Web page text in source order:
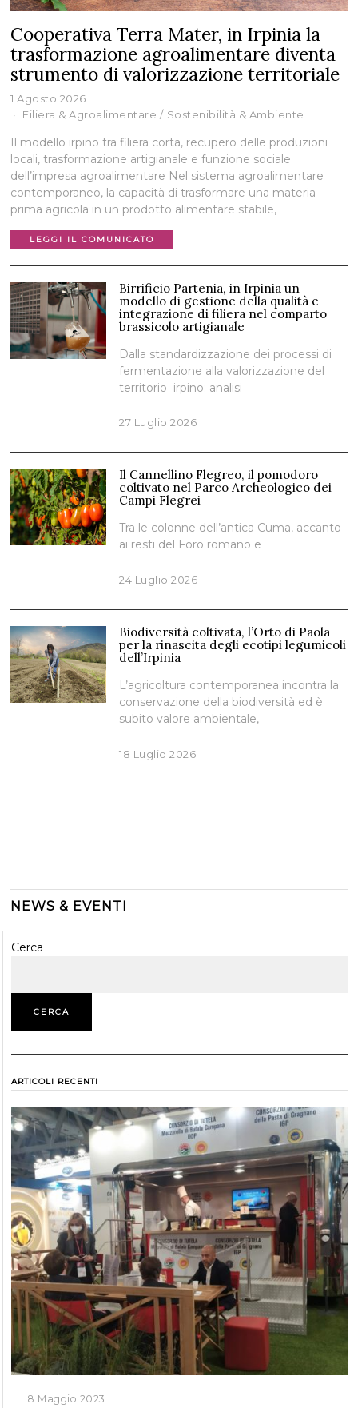
Cooperativa Terra Mater, in Irpinia la
trasformazione agroalimentare diventa
strumento di valorizzazione territoriale
1 Agosto 2026
Filiera & Agroalimentare / Sostenibilità & Ambiente
Il modello irpino tra filiera corta, recupero delle produzioni
locali, trasformazione artigianale e funzione sociale
dell’impresa agroalimentare Nel sistema agroalimentare
contemporaneo, la capacità di trasformare una materia
prima agricola in un prodotto alimentare stabile,
LEGGI IL COMUNICATO
Birrificio Partenia, in Irpinia un
modello di gestione della qualità e
integrazione di filiera nel comparto
brassicolo artigianale
Dalla standardizzazione dei processi di
fermentazione alla valorizzazione del
territorio irpino: analisi
27 Luglio 2026
Il Cannellino Flegreo, il pomodoro
coltivato nel Parco Archeologico dei
Campi Flegrei
Tra le colonne dell’antica Cuma, accanto
ai resti del Foro romano e
24 Luglio 2026
Biodiversità coltivata, l’Orto di Paola
per la rinascita degli ecotipi legumicoli
dell’Irpinia
L’agricoltura contemporanea incontra la
conservazione della biodiversità ed è
subito valore ambientale,
18 Luglio 2026
NEWS & EVENTI
Cerca
CERCA
ARTICOLI RECENTI
8 Maggio 2023